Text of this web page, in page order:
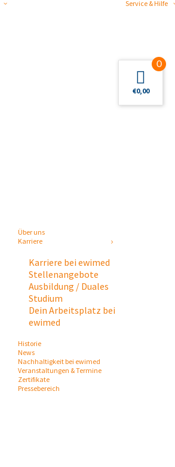
Über uns
Karriere
Karriere bei ewimed
Stellenangebote
Ausbildung / Duales
Studium
Dein Arbeitsplatz bei
ewimed
Historie
News
Nachhaltigkeit bei ewimed
Veranstaltungen & Termine
Zertifikate
Pressebereich
Service & Hilfe
0
€0,00